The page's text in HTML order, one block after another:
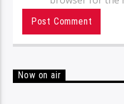
Now on air